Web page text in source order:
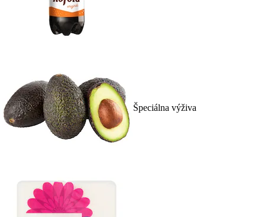
Špeciálna výživa